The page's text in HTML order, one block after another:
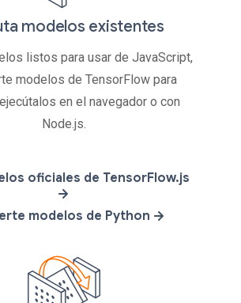
modelos existentes
listos para usar de JavaScript,
modelos de TensorFlow para
en el navegador o con
Node.js.
oficiales de TensorFlow.js
modelos de Python